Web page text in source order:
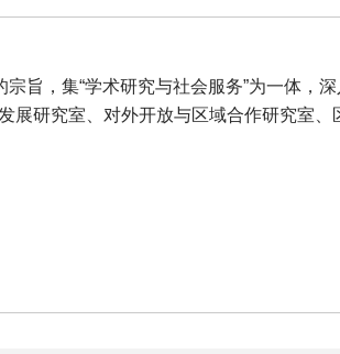
旨，集“学术研究与社会服务”为一体，
展研究室、对外开放与区域合作研究室、